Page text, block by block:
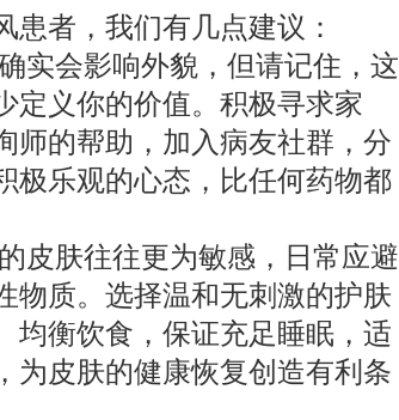
患者，我们有几点建议：
实会影响外貌，但请记住，这
定义你的价值。积极寻求家
师的帮助，加入病友社群，分
极乐观的心态，比任何药物都
皮肤往往更为敏感，日常应避
物质。选择温和无刺激的护肤
均衡饮食，保证充足睡眠，适
为皮肤的健康恢复创造有利条